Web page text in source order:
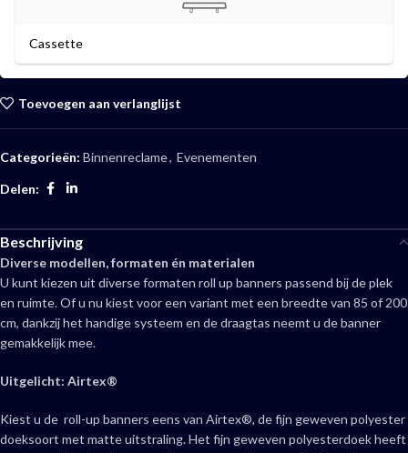
Cassette
Toevoegen aan verlanglijst
Categorieën: Binnenreclame, Evenementen
Delen:
Beschrijving
Diverse modellen, formaten én materialen
U kunt kiezen uit diverse formaten roll up banners passend bij de plek
en ruimte. Of u nu kiest voor een variant met een breedte van 85 of 200
cm, dankzij het handige systeem en de draagtas neemt u de banner
gemakkelijk mee.
Uitgelicht: Airtex®
Kiest u de roll-up banners eens van Airtex®, de fijn geweven polyester
doeksoort met matte uitstraling. Het fijn geweven polyesterdoek heeft